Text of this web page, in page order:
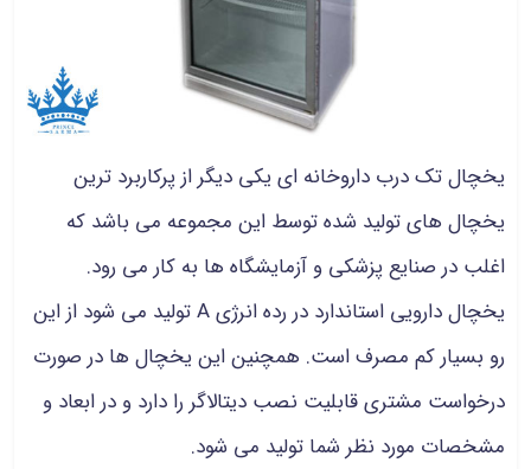
یخچال تک درب داروخانه ای یکی دیگر از پرکاربرد ترین
یخچال های تولید شده توسط این مجموعه می باشد که
اغلب در صنایع پزشکی و آزمایشگاه ها به کار می رود.
یخچال دارویی استاندارد در رده انرژی A تولید می شود از این
رو بسیار کم مصرف است. همچنین این یخچال ها در صورت
درخواست مشتری قابلیت نصب دیتالاگر را دارد و در ابعاد و
مشخصات مورد نظر شما تولید می شود.